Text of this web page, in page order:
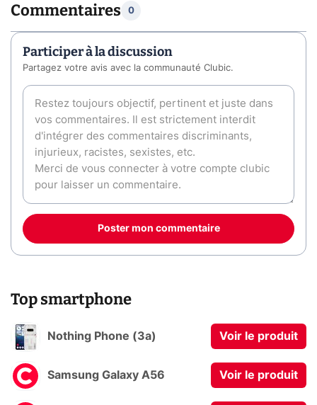
Commentaires 0
Participer à la discussion
Partagez votre avis avec la communauté Clubic.
Poster mon commentaire
Top smartphone
Nothing Phone (3a) Voir le produit
Samsung Galaxy A56 Voir le produit